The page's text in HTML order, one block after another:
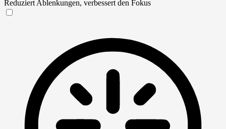
Reduziert Ablenkungen, verbessert den Fokus